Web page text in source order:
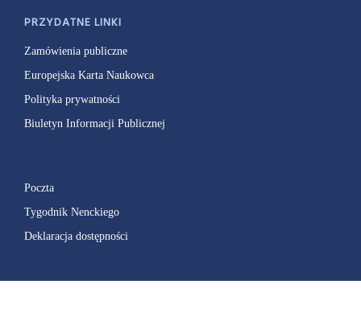
PRZYDATNE LINKI
Zamówienia publiczne
Europejska Karta Naukowca
Polityka prywatności
Biuletyn Informacji Publicznej
Poczta
Tygodnik Nenckiego
Deklaracja dostępności